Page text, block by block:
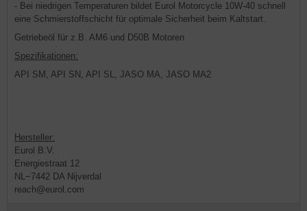
- Bei niedrigen Temperaturen bildet Eurol Motorcycle 10W-40 schnell
eine Schmierstoffschicht für optimale Sicherheit beim Kaltstart.
Getriebeöl für z.B. AM6 und D50B Motoren
Spezifikationen:
API SM, API SN, API SL, JASO MA, JASO MA2
Hersteller:
Eurol B.V.
Energiestraat 12
NL−7442 DA Nijverdal
reach@eurol.com